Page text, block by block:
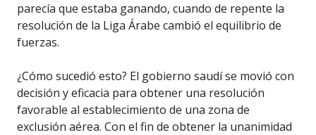
parecía que estaba ganando, cuando de repente la
resolución de la Liga Árabe cambió el equilibrio de
fuerzas.
¿Cómo sucedió esto? El gobierno saudí se movió con
decisión y eficacia para obtener una resolución
favorable al establecimiento de una zona de
exclusión aérea. Con el fin de obtener la unanimidad